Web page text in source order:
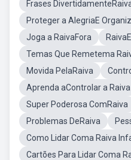
Frases
Proteger a AlegriaE
Joga a RaivaFora
Temas Que Remetema
Movida PelaRaiva
Aprenda aControlar a Raiva
Super Poderosa ComRaiva
Problemas DeRaiva
Como Lidar Coma Raiva
Cartões Para Lidar Coma